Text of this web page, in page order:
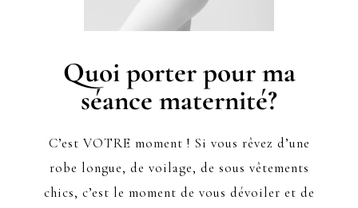
Quoi porter pour ma
séance maternité?
C’est VOTRE moment ! Si vous rêvez d’une
robe longue, de voilage, de sous vêtements
chics, c’est le moment de vous dévoiler et de